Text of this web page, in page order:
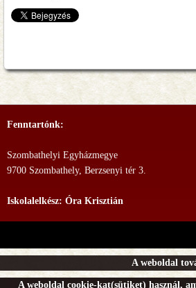
Fenntartónk:
Szombathelyi Egyházmegye
9700 Szombathely, Berzsenyi tér 3.
Iskolalelkész: Óra Krisztián
A weboldal
A weboldal cookie-kat(sütiket) használ,